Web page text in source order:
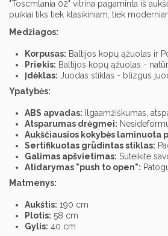
"Toscmlania 02" vitrina pagaminta iš
puikiai tiks tiek klasikiniam, tiek
Medžiagos:
Korpusas: Baltijos kopų ąžuolas ir
Priekis: Baltijos kopų ąžuolas -
Įdėklas: Juodas stiklas - blizgus
Ypatybės:
ABS apvadas: Ilgaamžiškumas,
Atsparumas drėgmei:
Aukščiausios kokybės laminuota
Sertifikuotas grūdintas stiklas:
Galimas apšvietimas: Suteikite
Atidarymas "push to open":
Matmenys:
Aukštis: 190 cm
Plotis: 58 cm
Gylis: 40 cm